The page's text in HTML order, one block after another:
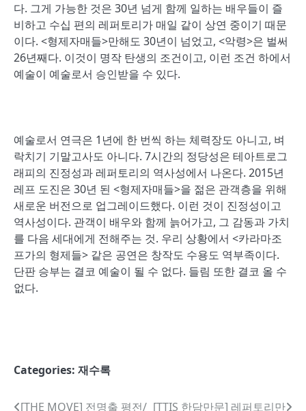
다. 그게 가능한 것은 30년 넘게 함께 일하는 배우들이 즐
비하고 수십 편의 레퍼토리가 매일 같이 상연 중이기 때문
이다. <형제자매들>만해도 30년이 넘었고, <악령>은 벌써
26년째다. 이것이 명작 탄생의 조건이고, 이런 조건 하에서
예술이 예술로서 승인받을 수 있다.
예술로서 연극은 1년에 한 번씩 하는 체력장도 아니고, 벼
락치기 기말고사도 아니다. 7시간의 정당성은 테아트로그
래피의 진정성과 레퍼토리의 역사성에서 나온다. 2015년
레프 도진은 30년 된 <형제자매들>을 젊은 관객층을 위해
새로운 버전으로 업그레이드했다. 이런 것이 진정성이고
역사성이다. 관객이 배우와 함께 늙어가고, 그 감동과 가치
를 다음 세대에게 전해주는 것. 우리 상황에서 <카라마조
프가의 형제들> 같은 공연은 창작도 수용도 역부족이다.
단판 승부는 결코 예술이 될 수 없다. 들림 또한 결코 올 수
없다.
Categories: 재수록
[THE MOVE] 전명출 평전/ [TTIS 한담만문] 레퍼토리만